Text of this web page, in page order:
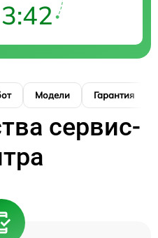
Модели Гарантия
сервис-